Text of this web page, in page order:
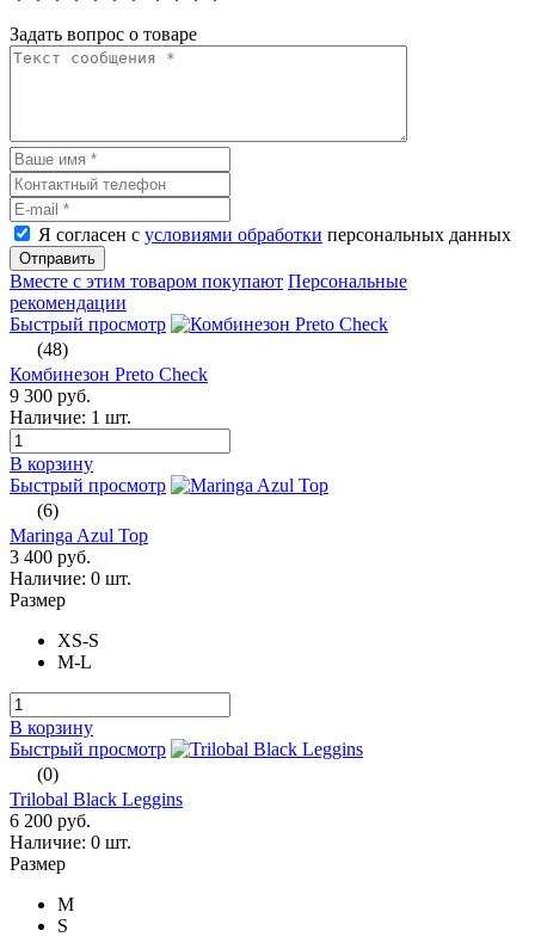
Задать вопрос о товаре
Я согласен с условиями обработки персональных данных
Отправить
Вместе с этим товаром покупают Персональные
рекомендации
Быстрый просмотр
(48)
Комбинезон Preto Check
9 300 руб.
Наличие: 1 шт.
В корзину
Быстрый просмотр
(6)
Maringa Azul Top
3 400 руб.
Наличие: 0 шт.
Размер
XS-S
M-L
В корзину
Быстрый просмотр
(0)
Trilobal Black Leggins
6 200 руб.
Наличие: 0 шт.
Размер
M
S